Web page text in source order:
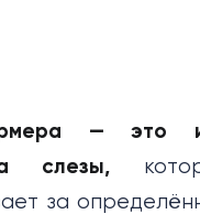
— это
слезы,
за